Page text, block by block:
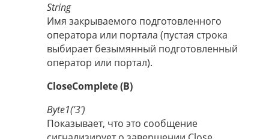
String
Имя закрываемого подготовленного
оператора или портала (пустая строка
выбирает безымянный подготовленный
оператор или портал).
CloseComplete (B)
Byte1('3')
Показывает, что это сообщение